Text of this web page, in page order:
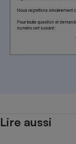
Lire aussi